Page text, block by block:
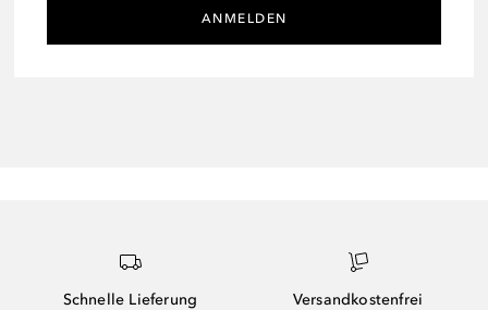
ANMELDEN
Schnelle Lieferung
Versandkostenfrei